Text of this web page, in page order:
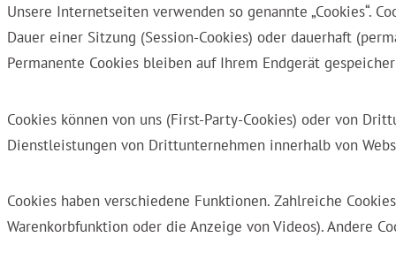
Unsere Internetseiten verwenden so genannte „Cookies“.
Dauer einer Sitzung (Session-Cookies) oder dauerhaft
Permanente Cookies bleiben auf Ihrem Endgerät
Cookies können von uns (First-Party-Cookies) oder von
Dienstleistungen von Drittunternehmen innerhalb von
Cookies haben verschiedene Funktionen. Zahlreiche
Warenkorbfunktion oder die Anzeige von Videos). Andere